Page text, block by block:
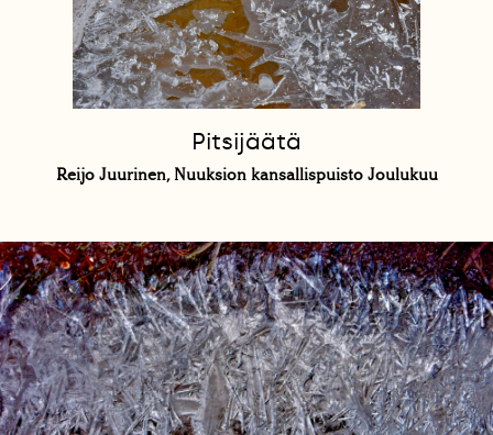
Pitsijäätä
Reijo Juurinen, Nuuksion kansallispuisto Joulukuu